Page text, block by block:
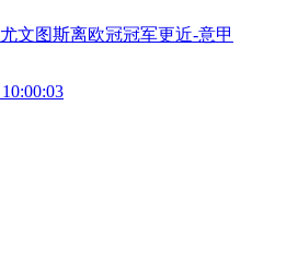
文图斯离欧冠冠军更近-意甲